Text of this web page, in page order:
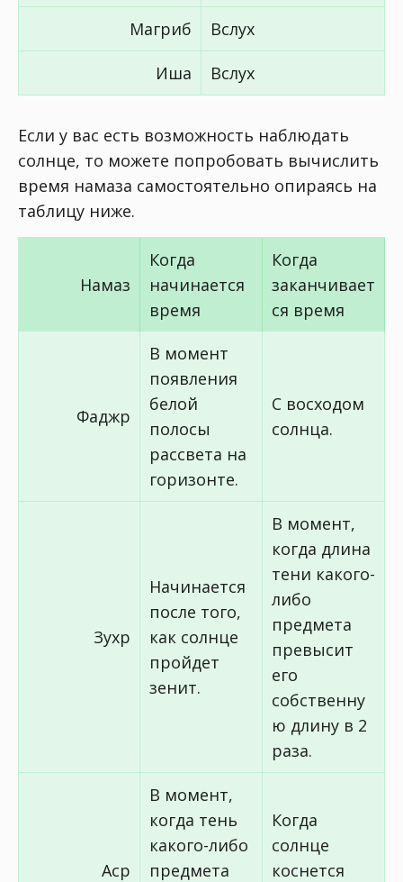
Магриб Вслух
Иша Вслух
Если у вас есть возможность наблюдать
солнце, то можете попробовать вычислить
время намаза самостоятельно опираясь на
таблицу ниже.
Намаз
Когда
начинается
время
Когда
заканчивает
ся время
Фаджр
В момент
появления
белой
полосы
рассвета на
горизонте.
С восходом
солнца.
Зухр
Начинается
после того,
как солнце
пройдет
зенит.
В момент,
когда длина
тени какого-
либо
предмета
превысит
его
собственну
ю длину в 2
раза.
Аср
В момент,
когда тень
какого-либо
предмета
Когда
солнце
коснется